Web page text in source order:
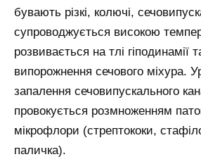
бувають різкі, колючі,
супроводжується високою
розвивається на тлі гіподинамії
випорожнення сечового міхура.
запалення сечовипускального
провокується розмноженням
мікрофлори (стрептококи,
паличка).